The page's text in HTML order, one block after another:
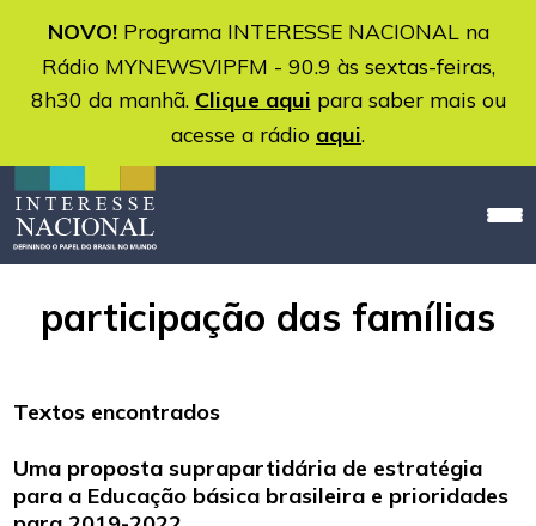
NOVO!Programa INTERESSE NACIONAL na
Rádio MYNEWSVIPFM - 90.9 às sextas-feiras,
8h30 da manhã. Clique aqui para saber mais ou
acesse a rádio aqui.
participação das famílias
Textos encontrados
Uma proposta suprapartidária de estratégia
para a Educação básica brasileira e prioridades